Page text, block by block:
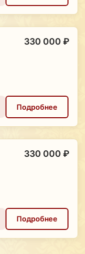
330 000 ₽
Подробнее
330 000 ₽
Подробнее